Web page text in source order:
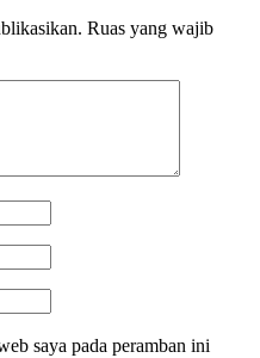
Ruas yang wajib
saya pada peramban ini